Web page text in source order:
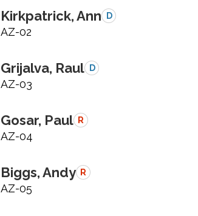
Kirkpatrick, Ann D
AZ-02
Grijalva, Raul D
AZ-03
Gosar, Paul R
AZ-04
Biggs, Andy R
AZ-05